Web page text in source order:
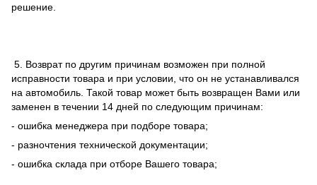
решение.
5. Возврат по другим причинам возможен при полной
исправности товара и при условии, что он не устанавливался
на автомобиль. Такой товар может быть возвращен Вами или
заменен в течении 14 дней по следующим причинам:
- ошибка менеджера при подборе товара;
- разночтения технической документации;
- ошибка склада при отборе Вашего товара;